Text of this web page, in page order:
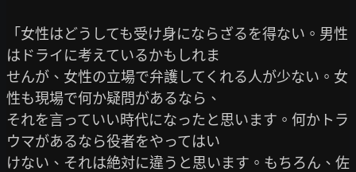
「女性はどうしても受け身にならざるを得ない。男性
はドライに考えているかもしれま
せんが、女性の立場で弁護してくれる人が少ない。女
性も現場で何か疑問があるなら、
それを言っていい時代になったと思います。何かトラ
ウマがあるなら役者をやってはい
けない、それは絶対に違うと思います。もちろん、佐